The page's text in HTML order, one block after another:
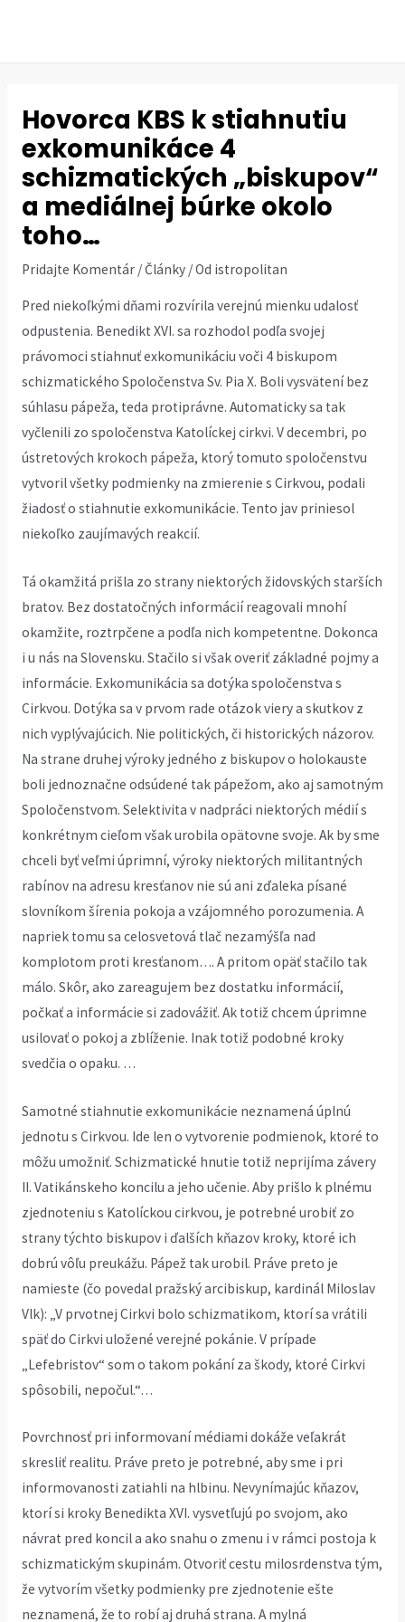
Hovorca KBS k stiahnutiu
exkomunikáce 4
schizmatických „biskupov“
a mediálnej búrke okolo
toho…
Pridajte Komentár /Články/ Od istropolitan
Pred niekoľkými dňami rozvírila verejnú mienku udalosť
odpustenia. Benedikt XVI. sa rozhodol podľa svojej
právomoci stiahnuť exkomunikáciu voči 4 biskupom
schizmatického Spoločenstva Sv. Pia X. Boli vysvätení bez
súhlasu pápeža, teda protiprávne. Automaticky sa tak
vyčlenili zo spoločenstva Katolíckej cirkvi. V decembri, po
ústretových krokoch pápeža, ktorý tomuto spoločenstvu
vytvoril všetky podmienky na zmierenie s Cirkvou, podali
žiadosť o stiahnutie exkomunikácie. Tento jav priniesol
niekoľko zaujímavých reakcií.
Tá okamžitá prišla zo strany niektorých židovských starších
bratov. Bez dostatočných informácií reagovali mnohí
okamžite, roztrpčene a podľa nich kompetentne. Dokonca
i u nás na Slovensku. Stačilo si však overiť základné pojmy a
informácie. Exkomunikácia sa dotýka spoločenstva s
Cirkvou. Dotýka sa v prvom rade otázok viery a skutkov z
nich vyplývajúcich. Nie politických, či historických názorov.
Na strane druhej výroky jedného z biskupov o holokauste
boli jednoznačne odsúdené tak pápežom, ako aj samotným
Spoločenstvom. Selektivita v nadpráci niektorých médií s
konkrétnym cieľom však urobila opätovne svoje. Ak by sme
chceli byť veľmi úprimní, výroky niektorých militantných
rabínov na adresu kresťanov nie sú ani zďaleka písané
slovníkom šírenia pokoja a vzájomného porozumenia. A
napriek tomu sa celosvetová tlač nezamýšľa nad
komplotom proti kresťanom…. A pritom opäť stačilo tak
málo. Skôr, ako zareagujem bez dostatku informácií,
počkať a informácie si zadovážiť. Ak totiž chcem úprimne
usilovať o pokoj a zblíženie. Inak totiž podobné kroky
svedčia o opaku. …
Samotné stiahnutie exkomunikácie neznamená úplnú
jednotu s Cirkvou. Ide len o vytvorenie podmienok, ktoré to
môžu umožniť. Schizmatické hnutie totiž neprijíma závery
II. Vatikánskeho koncilu a jeho učenie. Aby prišlo k plnému
zjednoteniu s Katolíckou cirkvou, je potrebné urobiť zo
strany týchto biskupov i ďalších kňazov kroky, ktoré ich
dobrú vôľu preukážu. Pápež tak urobil. Práve preto je
namieste (čo povedal pražský arcibiskup, kardinál Miloslav
Vlk): „V prvotnej Cirkvi bolo schizmatikom, ktorí sa vrátili
späť do Cirkvi uložené verejné pokánie. V prípade
„Lefebristov“ som o takom pokání za škody, ktoré Cirkvi
spôsobili, nepočul.“…
Povrchnosť pri informovaní médiami dokáže veľakrát
skresliť realitu. Práve preto je potrebné, aby sme i pri
informovanosti zatiahli na hlbinu. Nevynímajúc kňazov,
ktorí si kroky Benedikta XVI. vysvetľujú po svojom, ako
návrat pred koncil a ako snahu o zmenu i v rámci postoja k
schizmatickým skupinám. Otvoriť cestu milosrdenstva tým,
že vytvorím všetky podmienky pre zjednotenie ešte
neznamená, že to robí aj druhá strana. A mylná